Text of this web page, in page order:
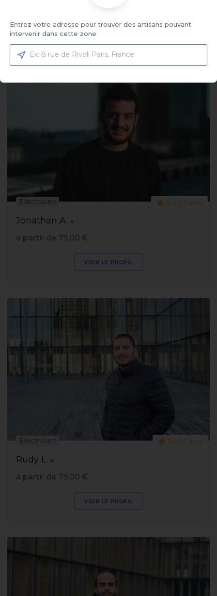
Entrez votre adresse pour trouver des artisans pouvant
intervenir dans cette zone
Affiché:1 - 4 sur 4 artisans
Jonathan A.
Électricien 5.0 | 7 avis
à partir de 79,00 €
VOIR LE PROFIL
Rudy L.
Électricien 5.0 | 1 avis
à partir de 79,00 €
VOIR LE PROFIL